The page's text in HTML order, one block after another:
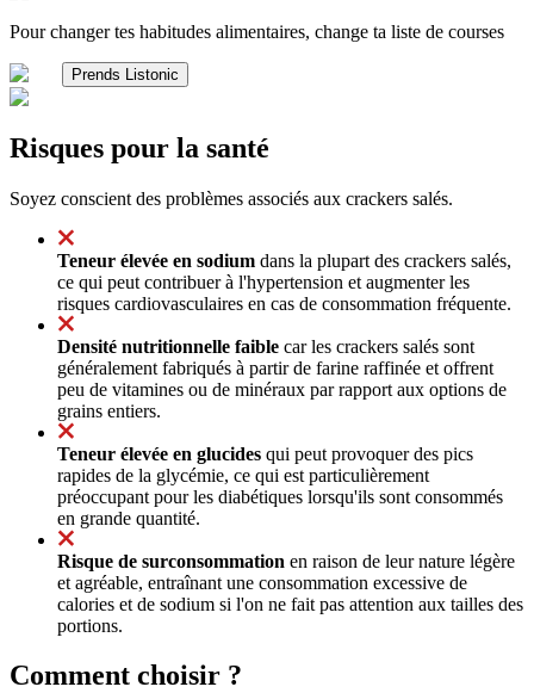
Pour changer tes habitudes alimentaires, change ta liste de courses
Prends Listonic
Risques pour la santé
Soyez conscient des problèmes associés aux crackers salés.
Teneur élevée en sodium dans la plupart des crackers salés,
ce qui peut contribuer à l'hypertension et augmenter les
risques cardiovasculaires en cas de consommation fréquente.
Densité nutritionnelle faible car les crackers salés sont
généralement fabriqués à partir de farine raffinée et offrent
peu de vitamines ou de minéraux par rapport aux options de
grains entiers.
Teneur élevée en glucides qui peut provoquer des pics
rapides de la glycémie, ce qui est particulièrement
préoccupant pour les diabétiques lorsqu'ils sont consommés
en grande quantité.
Risque de surconsommation en raison de leur nature légère
et agréable, entraînant une consommation excessive de
calories et de sodium si l'on ne fait pas attention aux tailles des
portions.
Comment choisir ?